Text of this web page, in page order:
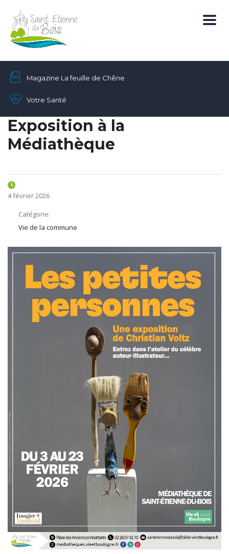
Magazine La feuille de Chêne
Votre Santé
Exposition à la
Médiathèque
4 février 2026
Catégorie:
Vie de la commune